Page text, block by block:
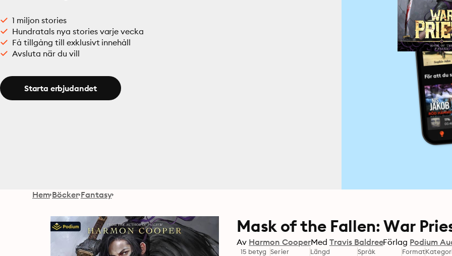
1 miljon stories
Hundratals nya stories varje vecka
Få tillgång till exklusivt innehåll
Avsluta när du vill
Starta erbjudandet
Hem Böcker Fantasy
Mask of the Fallen: War
Av Harmon CooperMed Travis BaldreeFörlag Podium
15 betyg Serier Längd Språk Format